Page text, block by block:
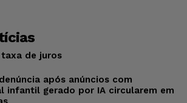
de juros
após anúncios com
infantil gerado por IA circularem em